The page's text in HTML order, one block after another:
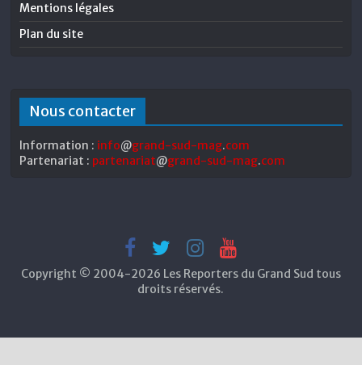
Mentions légales
Plan du site
Nous contacter
Information : info@grand-sud-mag.com
Partenariat : partenariat@grand-sud-mag.com
Copyright © 2004-2026 Les Reporters du Grand Sud tous
droits réservés.